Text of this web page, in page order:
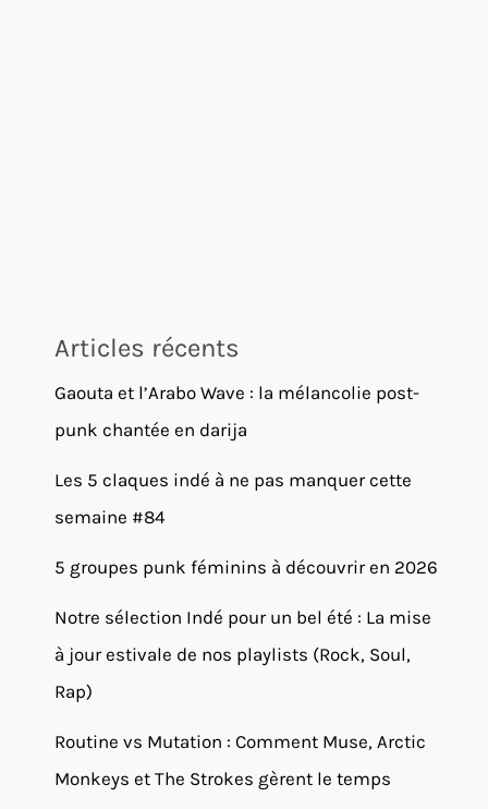
Articles récents
Gaouta et l’Arabo Wave : la mélancolie post-
punk chantée en darija
Les 5 claques indé à ne pas manquer cette
semaine #84
5 groupes punk féminins à découvrir en 2026
Notre sélection Indé pour un bel été : La mise
à jour estivale de nos playlists (Rock, Soul,
Rap)
Routine vs Mutation : Comment Muse, Arctic
Monkeys et The Strokes gèrent le temps